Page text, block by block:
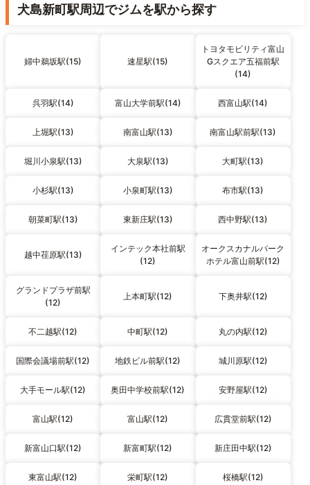
犬島新町駅周辺でジムを駅から探す
婦中鵜坂駅(15) 速星駅(15)
トヨタモビリティ富山
Gスクエア五福前駅
(14)
呉羽駅(14) 富山大学前駅(14) 西富山駅(14)
上堀駅(13) 南富山駅(13) 南富山駅前駅(13)
堀川小泉駅(13) 大泉駅(13) 大町駅(13)
小杉駅(13) 小泉町駅(13) 布市駅(13)
朝菜町駅(13) 東新庄駅(13) 西中野駅(13)
越中荏原駅(13)
インテック本社前駅
(12)
オークスカナルパーク
ホテル富山前駅(12)
グランドプラザ前駅
(12)
上本町駅(12) 下奥井駅(12)
不二越駅(12) 中町駅(12) 丸の内駅(12)
国際会議場前駅(12) 地鉄ビル前駅(12) 城川原駅(12)
大手モール駅(12) 奥田中学校前駅(12) 安野屋駅(12)
富山駅(12) 富山駅(12) 広貫堂前駅(12)
新富山口駅(12) 新富町駅(12) 新庄田中駅(12)
東富山駅(12) 栄町駅(12) 桜橋駅(12)